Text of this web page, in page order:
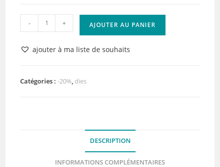
quantité
de
Matrice
–
- + AJOUTER AU PANIER
ajouter à ma liste de souhaits
Catégories :-20%, dies
DESCRIPTION
INFORMATIONS COMPLÉMENTAIRES